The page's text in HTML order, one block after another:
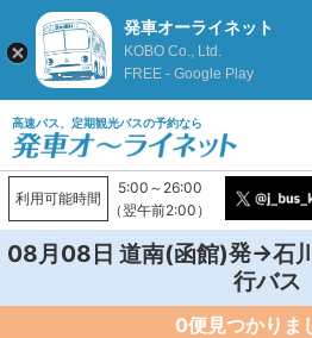
高速バス、定期観光バスの予約なら
利用可能時間
5:00～26:00
（翌午前2:00）
08月08日 道南(函館)発→石
行バス
0便見つかりま
発車オーライネット
KOBO Co., Ltd.
FREE - Google Play